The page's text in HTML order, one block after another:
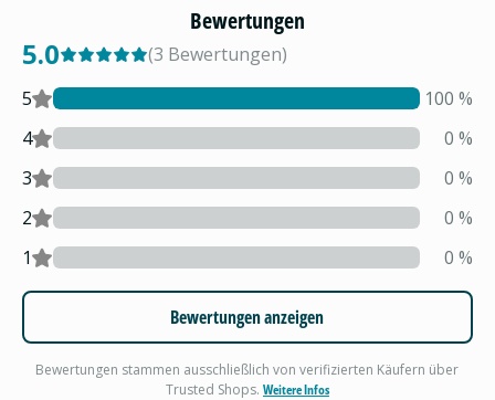
Bewertungen
5.0 (3 Bewertungen)
5
100 %
4
0 %
3
0 %
2
0 %
1
0 %
Bewertungen anzeigen
Bewertungen stammen ausschließlich von verifizierten Käufern über
Trusted Shops. Weitere Infos